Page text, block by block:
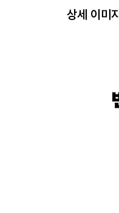
상세 이미지